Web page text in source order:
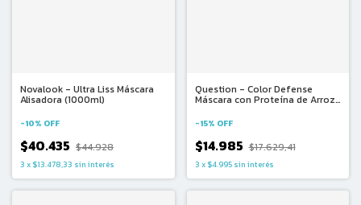
Novalook - Ultra Liss Máscara
Alisadora (1000ml)
-10% OFF
$40.435 $44.928
3 x $13.478,33 sin interés
Question - Color Defense
Máscara con Proteína de Arroz
-15% OFF
$14.985 $17.629,41
3 x $4.995 sin interés